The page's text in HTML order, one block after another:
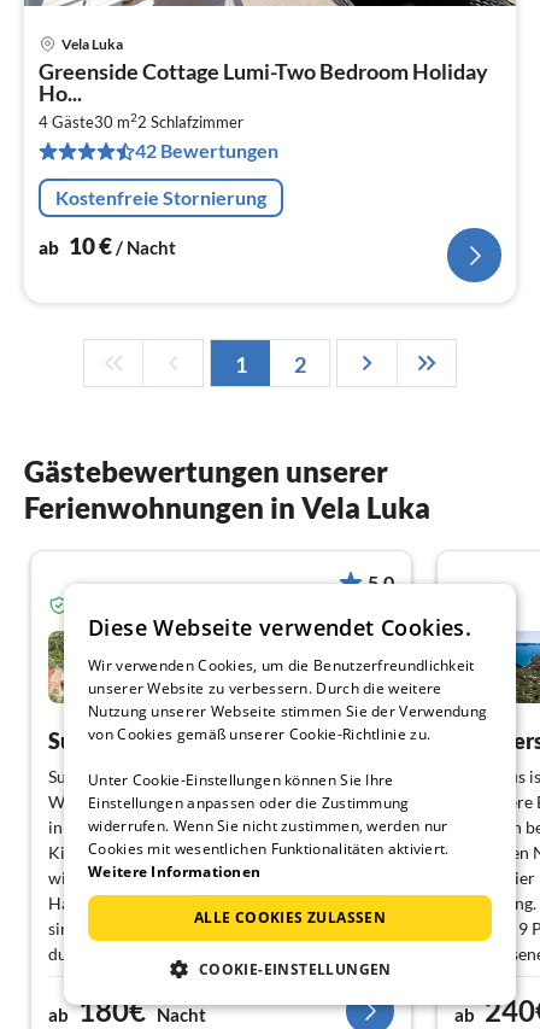
Vela Luka
Greenside Cottage Lumi-Two Bedroom Holiday
Ho...
4 Gäste30 m22 Schlafzimmer
42 Bewertungen
Kostenfreie Stornierung
ab 10€/ Nacht
1 2
Gästebewertungen unserer
Ferienwohnungen in Vela Luka
5.0
Villa Plitvine
Vela Luka
Super Unterkunft, tolle Gastgeber, ein Traum!
Super Unterkunft, tolle Gastgeber, ein Traum!
Wir waren in der Zeit vom 10. Juli bis 22. Juli
in diesem schönen Haus (2 Erwachsene, 2
Kinder 11/16). Vom ersten Moment an haben
wir uns in dem Haus sehr wohl gefühlt. Das
Haus bietet alles was man benötigt. Zum Meer
sind es nur ein paar Minuten Spaziergang
durch den Olivenhang. Der Pool ist toll
angelegt, mit wunderschönen Blick in die
Bucht. Wer einen ruhigen Urlaub ohne Lärm
ab 180€ Nacht
Das Haus
hat
Draußen
auf
hatten
sind mit 9
Wir
ab
Diese Webseite verwendet Cookies.
Wir verwenden Cookies, um die Benutzerfreundlichkeit
unserer Website zu verbessern. Durch die weitere
Nutzung unserer Webseite stimmen Sie der Verwendung
von Cookies gemäß unserer Cookie-Richtlinie zu.
Unter Cookie-Einstellungen können Sie Ihre
Einstellungen anpassen oder die Zustimmung
widerrufen. Wenn Sie nicht zustimmen, werden nur
Cookies mit wesentlichen Funktionalitäten aktiviert.
Weitere Informationen
ALLE COOKIES ZULASSEN
COOKIE-EINSTELLUNGEN